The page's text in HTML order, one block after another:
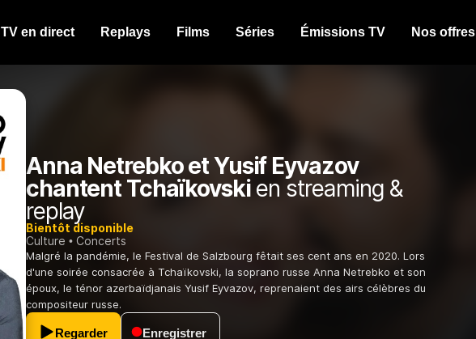
TV en direct Replays Films Séries Émissions TV Nos offres
Anna Netrebko et Yusif Eyvazov
chantent Tchaïkovskien streaming &
replay
Bientôt disponible
Culture
Concerts
Malgré la pandémie, le Festival de Salzbourg fêtait ses cent ans en 2020. Lors
d'une soirée consacrée à Tchaïkovski, la soprano russe Anna Netrebko et son
époux, le ténor azerbaïdjanais Yusif Eyvazov, reprenaient des airs célèbres du
compositeur russe.
Regarder Enregistrer